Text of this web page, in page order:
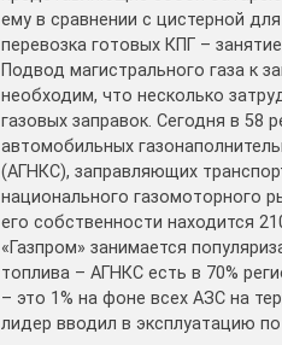
ему в сравнении с цистерной
перевозка готовых КПГ –
Подвод магистрального газа к
необходим, что несколько
газовых заправок. Сегодня в 58
автомобильных
(АГНКС), заправляющих
национального газомоторного
его собственности находится
«Газпром» занимается
топлива – АГНКС есть в 70%
– это 1% на фоне всех АЗС на
лидер вводил в эксплуатацию